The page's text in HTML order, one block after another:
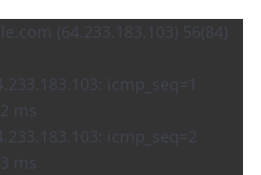
(64.233.183.103) 56(84)
icmp_seq=1
ms
icmp_seq=2
ms